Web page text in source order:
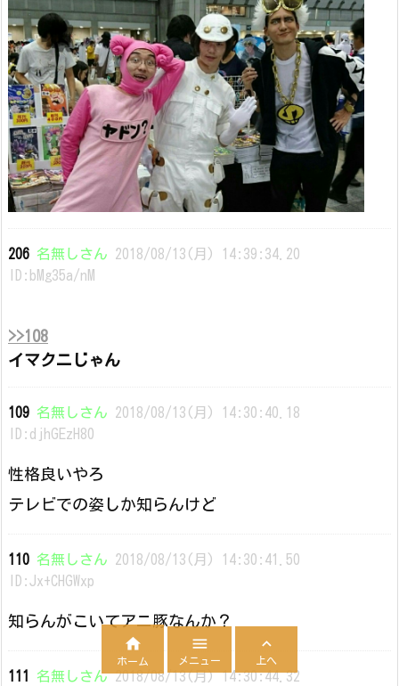
206 名無しさん 2018/08/13(月) 14:39:34.20
ID:bMg35a/nM
>>108
イマクニじゃん
109 名無しさん 2018/08/13(月) 14:30:40.18
ID:djhGEzH80
性格良いやろ
テレビでの姿しか知らんけど
110 名無しさん 2018/08/13(月) 14:30:41.50
ID:Jx+CHGWxp
知らんがこいてアニ豚なんか？
111 名無しさん2018/08/13(月) 14:30:44.32

ホーム

メニュー

上へ